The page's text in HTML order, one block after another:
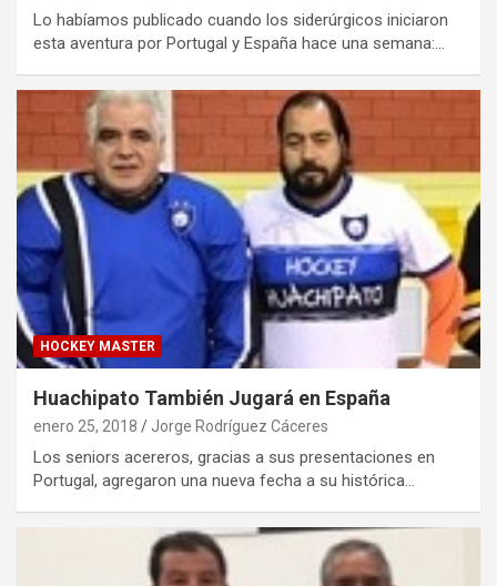
Lo habíamos publicado cuando los siderúrgicos iniciaron
esta aventura por Portugal y España hace una semana:…
HOCKEY MASTER
Huachipato También Jugará en España
enero 25, 2018 Jorge Rodríguez Cáceres
Los seniors acereros, gracias a sus presentaciones en
Portugal, agregaron una nueva fecha a su histórica…